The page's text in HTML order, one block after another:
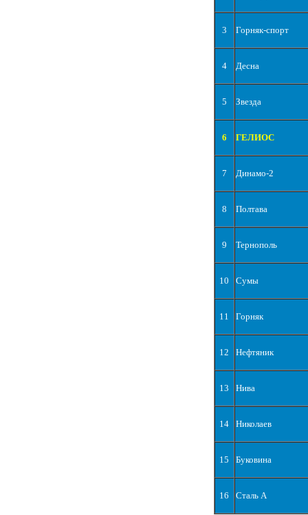
3 Горняк-спорт
4 Десна
5 Звезда
6 ГЕЛИОС
7 Динамо-2
8 Полтава
9 Тернополь
10 Сумы
11 Горняк
12 Нефтяник
13 Нива
14 Николаев
15 Буковина
16 Сталь А